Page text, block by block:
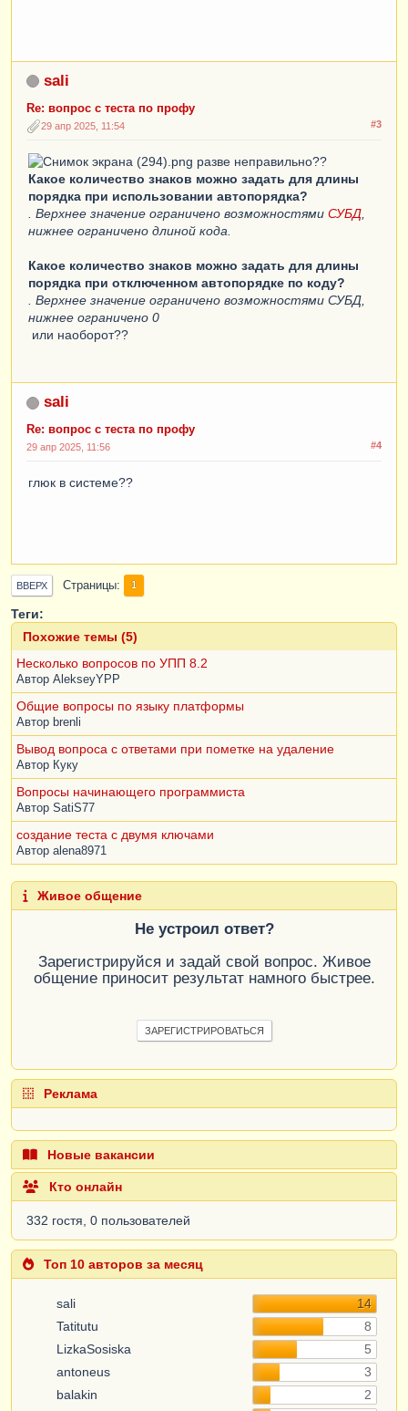
sali
Re: вопрос с теста по профу
#3
29 апр 2025, 11:54
разве неправильно??
Какое количество знаков можно задать для длины
порядка при использовании автопорядка?
. Верхнее значение ограничено возможностями СУБД
нижнее ограничено длиной кода.
Какое количество знаков можно задать для длины
порядка при отключенном автопорядке по коду?
. Верхнее значение ограничено возможностями СУБД,
нижнее ограничено 0
или наоборот??
sali
Re: вопрос с теста по профу
#4
29 апр 2025, 11:56
глюк в системе??
ВВЕРХ Страницы 1
Теги:
Похожие темы (5)
Несколько вопросов по УПП 8.2
Автор AlekseyYPP
Общие вопросы по языку платформы
Автор brenli
Вывод вопроса с ответами при пометке на удаление
Автор Куку
Вопросы начинающего программиста
Автор SatiS77
создание теста с двумя ключами
Автор alena8971
Живое общение
Не устроил ответ?
Зарегистрируйся и задай свой вопрос. Живое
общение приносит результат намного быстрее.
ЗАРЕГИСТРИРОВАТЬСЯ
Реклама
Новые вакансии
Кто онлайн
332 гостя, 0 пользователей
Топ 10 авторов за месяц
sali
14
Tatitutu
8
LizkaSosiska
5
antoneus
3
balakin
2